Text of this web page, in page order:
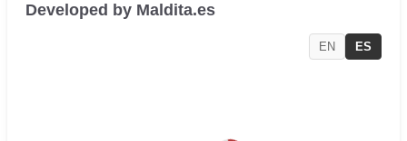
Developed by Maldita.es
EN ES